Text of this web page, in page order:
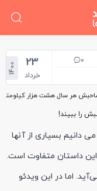
0
23
خرداد
1400
هر سال هشت هزار کیلومتر
دانیم بسیاری از آنها
این داستان متفاوت است.
اما در این ویدئو